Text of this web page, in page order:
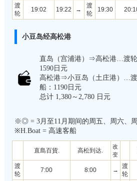
渡
轮
19:02 19:22 →
渡
轮
19:30
小豆岛经高松港
直岛（宫浦港）⇒高松港…渡轮
1590日元
高松港⇒小豆岛（土庄港）…渡
船：1190日元
总计 1,380～2,780 日元
※◎ = 3月至11月期间的周五、周六、周
※H.Boat = 高速客船
直島百貨. 高松到达.
改
变
渡
轮
7:00 8:00 →
渡
轮